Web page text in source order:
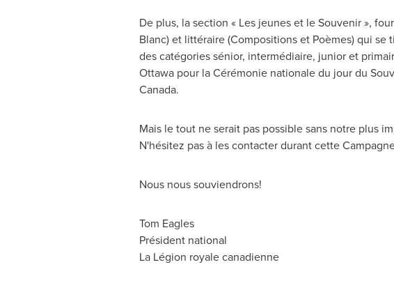
De plus, la section « Les jeunes et le Souvenir »,
Blanc) et littéraire (Compositions et Poèmes) qui
des catégories sénior, intermédiaire, junior et
Ottawapour la Cérémonie nationale du jour du
Canada.
Mais le tout ne serait pas possible sans notre plus
N'hésitez pas à les contacter durant cette
Nous nous souviendrons!
Tom Eagles
Président national
La Légion royale canadienne